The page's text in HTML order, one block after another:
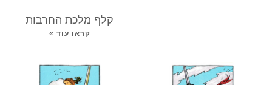
קלף מלכת החרבות
קראו עוד »